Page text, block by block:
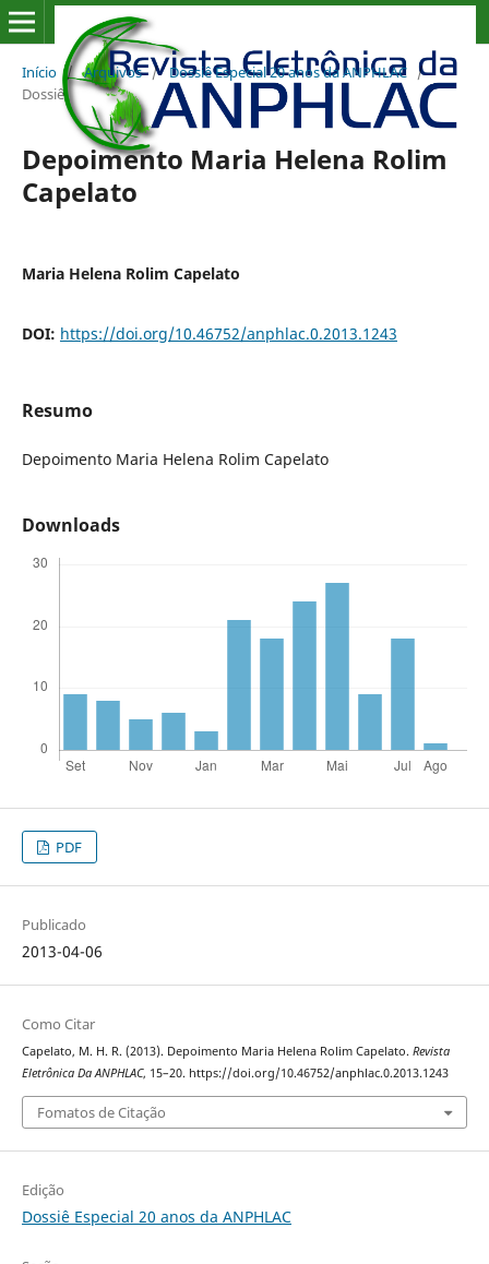
Início / Arquivos / Dossiê Especial 20 anos da ANPHLAC /
Dossiê
Depoimento Maria Helena Rolim
Capelato
Maria Helena Rolim Capelato
DOI: https://doi.org/10.46752/anphlac.0.2013.1243
Resumo
Depoimento Maria Helena Rolim Capelato
Downloads
PDF
Publicado
2013-04-06
Como Citar
Capelato, M. H. R. (2013). Depoimento Maria Helena Rolim Capelato. Revista
Eletrônica Da ANPHLAC, 15–20. https://doi.org/10.46752/anphlac.0.2013.1243
Fomatos de Citação
Edição
Dossiê Especial 20 anos da ANPHLAC